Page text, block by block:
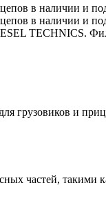
в наличии и под
в наличии и
TECHNICS.
грузовиков и
частей,